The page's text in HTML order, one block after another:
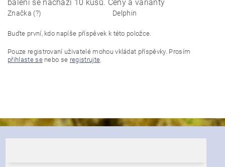
balení se nachází 10 kusů. Ceny a varianty
Značka (?) Delphin
Buďte první, kdo napíše příspěvek k této položce.
Pouze registrovaní uživatelé mohou vkládat příspěvky. Prosím
přihlaste senebo se registrujte.